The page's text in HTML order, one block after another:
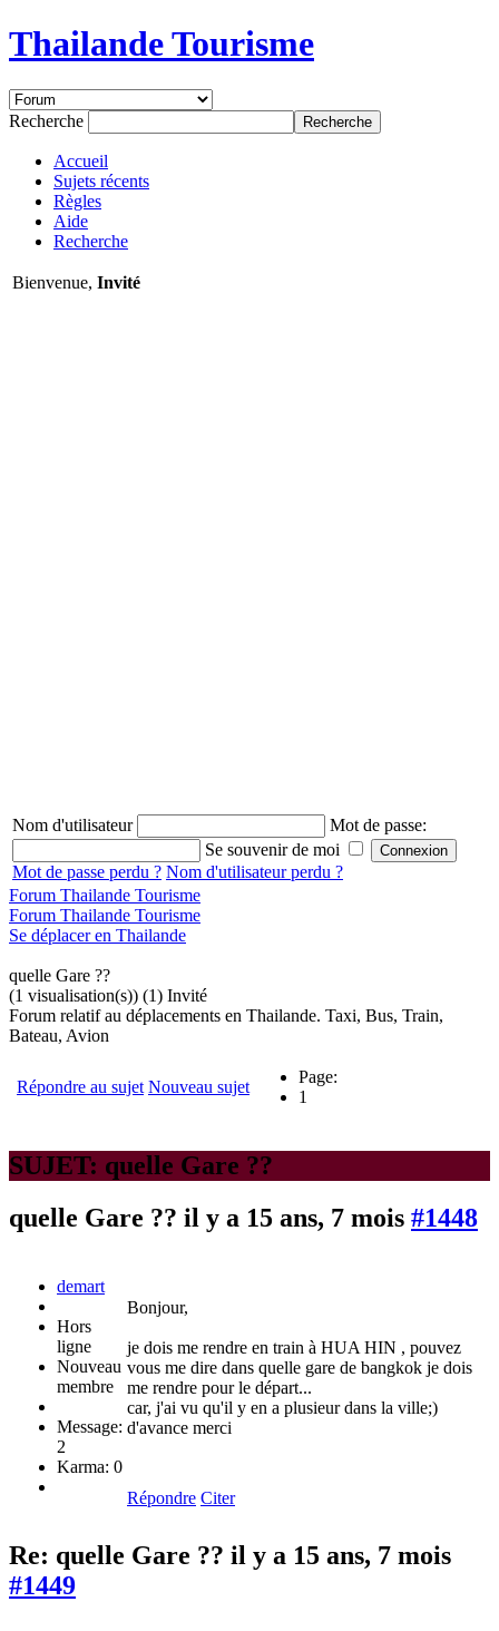
Thailande Tourisme
Recherche
Accueil
Sujets récents
Règles
Aide
Recherche
Bienvenue, Invité
Nom d'utilisateur
Mot de passe:
Se souvenir de moi
Mot de passe perdu ? Nom d'utilisateur perdu ?
Forum Thailande Tourisme
Forum Thailande Tourisme
Se déplacer en Thailande
quelle Gare ??
(1 visualisation(s)) (1) Invité
Forum relatif au déplacements en Thailande. Taxi, Bus, Train,
Bateau, Avion
Répondre au sujet Nouveau sujet
Page:
1
SUJET: quelle Gare ??
quelle Gare ?? il y a 15 ans, 7 mois #1448
demart
Hors
ligne
Nouveau
membre
Message:
2
Karma: 0
Bonjour,
je dois me rendre en train à HUA HIN , pouvez
vous me dire dans quelle gare de bangkok je dois
me rendre pour le départ...
car, j'ai vu qu'il y en a plusieur dans la ville;)
d'avance merci
Répondre Citer
Re: quelle Gare ?? il y a 15 ans, 7 mois
#1449